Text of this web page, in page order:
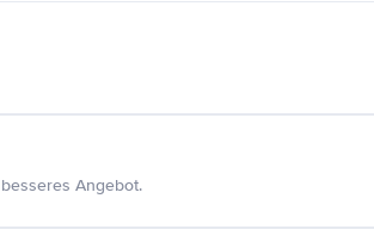
Angebot.